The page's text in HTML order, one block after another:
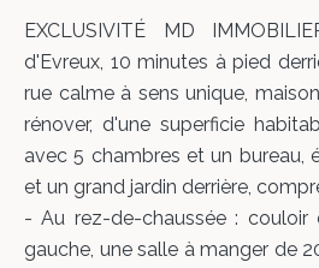
EXCLUSIVITÉ MD
d'Evreux, 10 minutes à pied
rue calme à sens unique,
rénover, d'une superficie
avec 5 chambres et un bureau,
et un grand jardin derrière,
- Au rez-de-chaussée : couloir
gauche, une salle à manger de